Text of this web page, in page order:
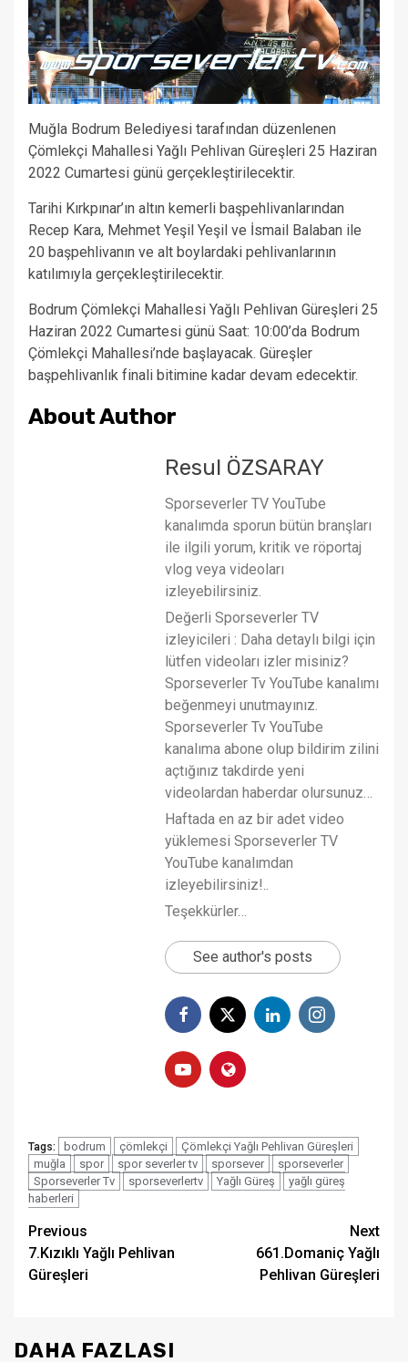
Muğla Bodrum Belediyesi tarafından düzenlenen
Çömlekçi Mahallesi Yağlı Pehlivan Güreşleri 25 Haziran
2022 Cumartesi günü gerçekleştirilecektir.
Tarihi Kırkpınar’ın altın kemerli başpehlivanlarından
Recep Kara, Mehmet Yeşil Yeşil ve İsmail Balaban ile
20 başpehlivanın ve alt boylardaki pehlivanlarının
katılımıyla gerçekleştirilecektir.
Bodrum Çömlekçi Mahallesi Yağlı Pehlivan Güreşleri 25
Haziran 2022 Cumartesi günü Saat: 10:00’da Bodrum
Çömlekçi Mahallesi’nde başlayacak. Güreşler
başpehlivanlık finali bitimine kadar devam edecektir.
About Author
Resul ÖZSARAY
Sporseverler TV YouTube
kanalımda sporun bütün branşları
ile ilgili yorum, kritik ve röportaj
vlog veya videoları
izleyebilirsiniz.
Değerli Sporseverler TV
izleyicileri : Daha detaylı bilgi için
lütfen videoları izler misiniz?
Sporseverler Tv YouTube kanalımı
beğenmeyi unutmayınız.
Sporseverler Tv YouTube
kanalıma abone olup bildirim zilini
açtığınız takdirde yeni
videolardan haberdar olursunuz…
Haftada en az bir adet video
yüklemesi Sporseverler TV
YouTube kanalımdan
izleyebilirsiniz!..
Teşekkürler…
See author's posts
Tags: bodrum çömlekçi
Çömlekçi Yağlı Pehlivan Güreşleri
muğla
spor spor severler tv sporsever
sporseverler
Sporseverler Tv
sporseverlertv Yağlı Güreş
yağlı güreş
haberleri
Post
navigation
Previous
7.Kızıklı Yağlı Pehlivan
Güreşleri
Next
661.Domaniç Yağlı
Pehlivan Güreşleri
DAHA FAZLASI